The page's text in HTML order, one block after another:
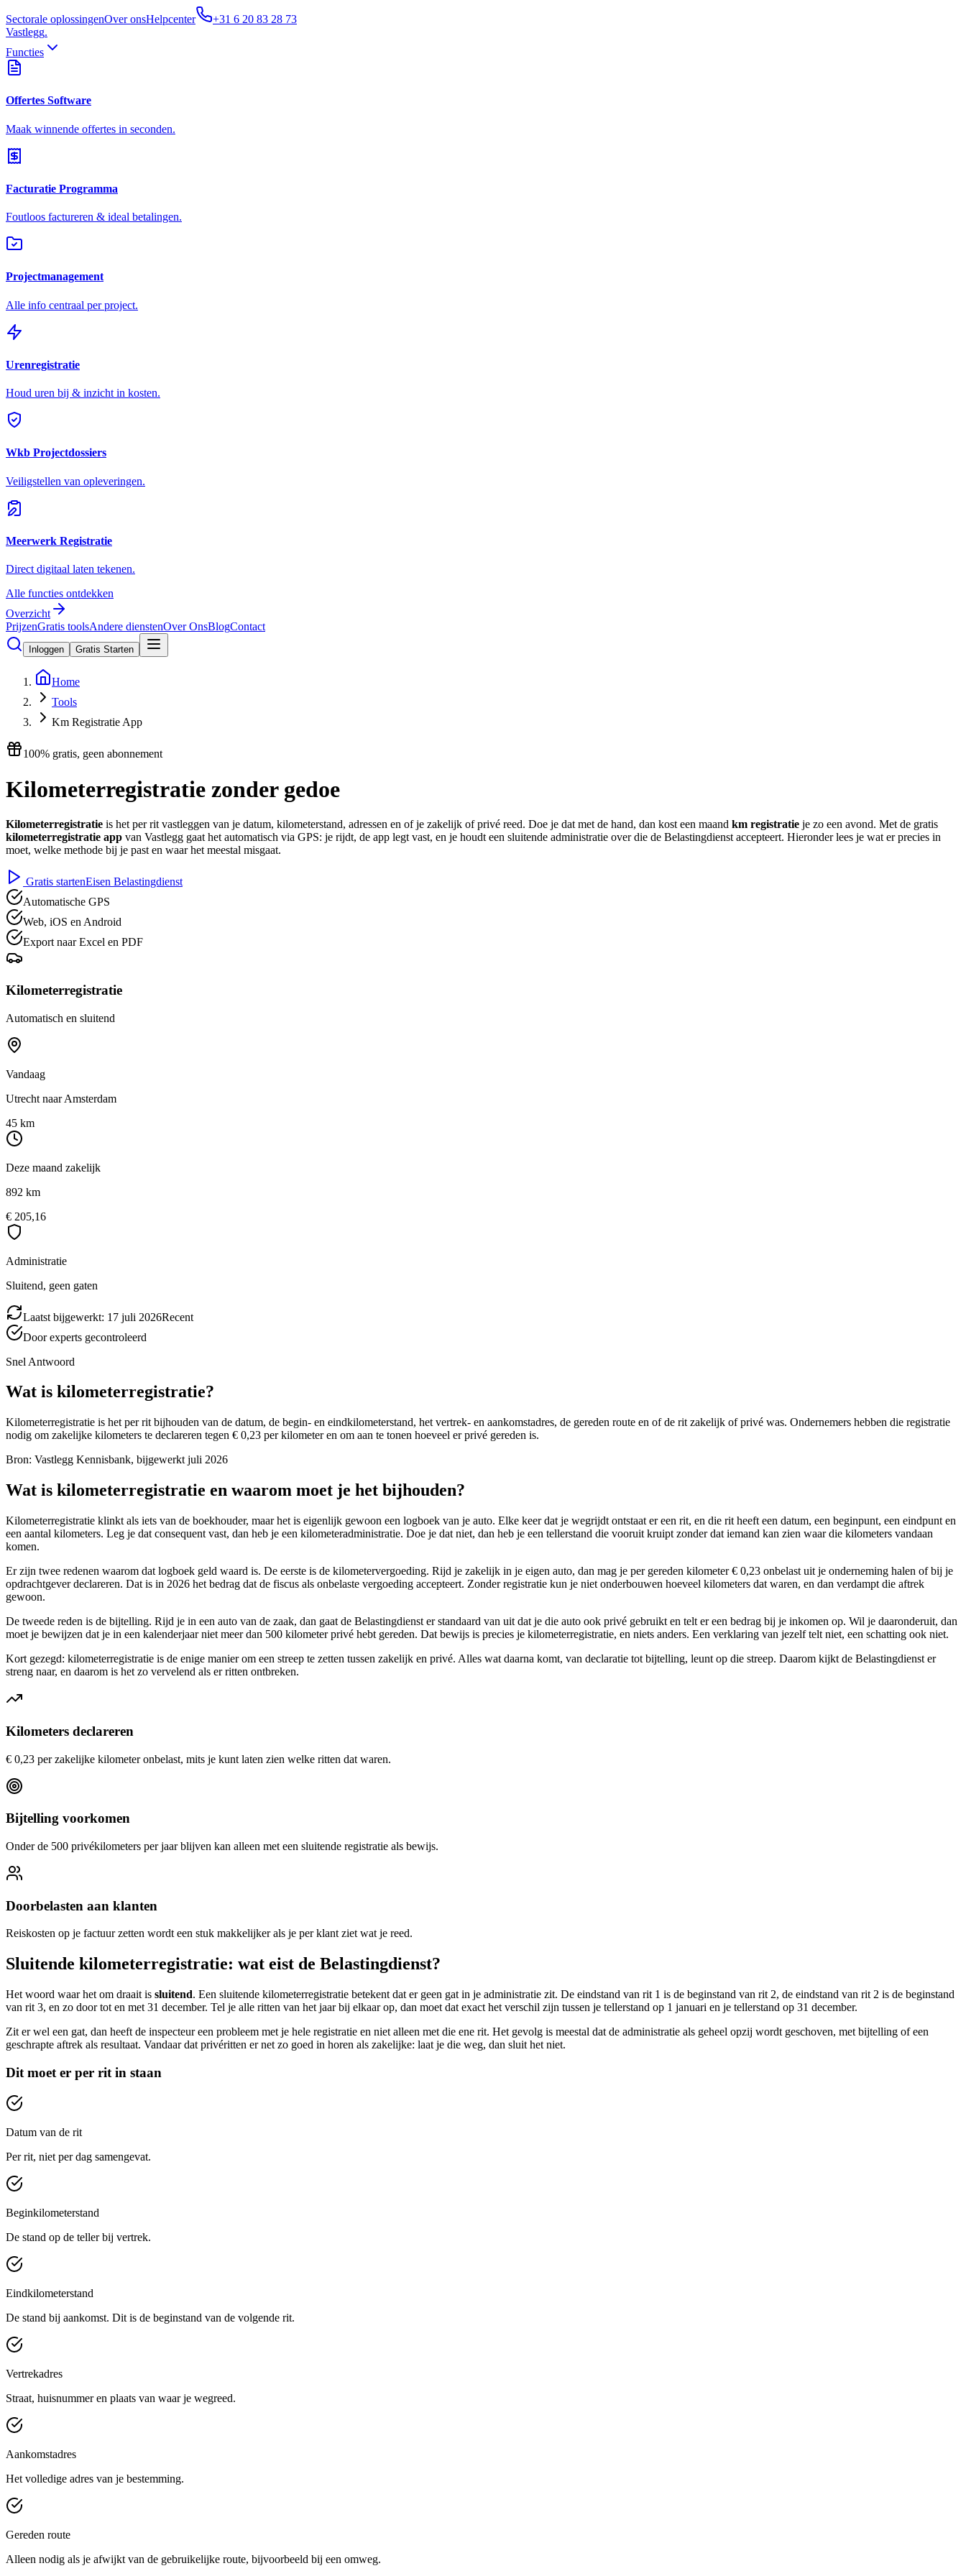
Sectorale oplossingenOver onsHelpcenter
+31 6 20 83 28 73
Vastlegg.
Functies
Offertes Software
Maak winnende offertes in seconden.
Facturatie Programma
Foutloos factureren & ideal betalingen.
Projectmanagement
Alle info centraal per project.
Urenregistratie
Houd uren bij & inzicht in kosten.
Wkb Projectdossiers
Veiligstellen van opleveringen.
Meerwerk Registratie
Direct digitaal laten tekenen.
Alle functies ontdekken
Overzicht
PrijzenGratis toolsAndere dienstenOver OnsBlogContact
Inloggen Gratis Starten
Home
Tools
Km Registratie App
100% gratis, geen abonnement
Kilometerregistratie zonder gedoe
Kilometerregistratie is het per rit vastleggen van je datum, kilometerstand, adressen en of je zakelijk of privé reed. Doe je dat met de hand, dan kost een maand km registratie je zo een avond. Met de gratis
kilometerregistratie app van Vastlegg gaat het automatisch via GPS: je rijdt, de app legt vast, en je houdt een sluitende administratie over die de Belastingdienst accepteert. Hieronder lees je wat er precies in
moet, welke methode bij je past en waar het meestal misgaat.
Gratis startenEisen Belastingdienst
Automatische GPS
Web, iOS en Android
Export naar Excel en PDF
Kilometerregistratie
Automatisch en sluitend
Vandaag
Utrecht naar Amsterdam
45 km
Deze maand zakelijk
892 km
€ 205,16
Administratie
Sluitend, geen gaten
Laatst bijgewerkt: 17 juli 2026Recent
Door experts gecontroleerd
Snel Antwoord
Wat is kilometerregistratie?
Kilometerregistratie is het per rit bijhouden van de datum, de begin- en eindkilometerstand, het vertrek- en aankomstadres, de gereden route en of de rit zakelijk of privé was. Ondernemers hebben die registratie
nodig om zakelijke kilometers te declareren tegen € 0,23 per kilometer en om aan te tonen hoeveel er privé gereden is.
Bron: Vastlegg Kennisbank, bijgewerkt juli 2026
Wat is kilometerregistratie en waarom moet je het bijhouden?
Kilometerregistratie klinkt als iets van de boekhouder, maar het is eigenlijk gewoon een logboek van je auto. Elke keer dat je wegrijdt ontstaat er een rit, en die rit heeft een datum, een beginpunt, een eindpunt en
een aantal kilometers. Leg je dat consequent vast, dan heb je een kilometeradministratie. Doe je dat niet, dan heb je een tellerstand die vooruit kruipt zonder dat iemand kan zien waar die kilometers vandaan
komen.
Er zijn twee redenen waarom dat logboek geld waard is. De eerste is de kilometervergoeding. Rijd je zakelijk in je eigen auto, dan mag je per gereden kilometer € 0,23 onbelast uit je onderneming halen of bij je
opdrachtgever declareren. Dat is in 2026 het bedrag dat de fiscus als onbelaste vergoeding accepteert. Zonder registratie kun je niet onderbouwen hoeveel kilometers dat waren, en dan verdampt die aftrek
gewoon.
De tweede reden is de bijtelling. Rijd je in een auto van de zaak, dan gaat de Belastingdienst er standaard van uit dat je die auto ook privé gebruikt en telt er een bedrag bij je inkomen op. Wil je daaronderuit, dan
moet je bewijzen dat je in een kalenderjaar niet meer dan 500 kilometer privé hebt gereden. Dat bewijs is precies je kilometerregistratie, en niets anders. Een verklaring van jezelf telt niet, een schatting ook niet.
Kort gezegd: kilometerregistratie is de enige manier om een streep te zetten tussen zakelijk en privé. Alles wat daarna komt, van declaratie tot bijtelling, leunt op die streep. Daarom kijkt de Belastingdienst er
streng naar, en daarom is het zo vervelend als er ritten ontbreken.
Kilometers declareren
€ 0,23 per zakelijke kilometer onbelast, mits je kunt laten zien welke ritten dat waren.
Bijtelling voorkomen
Onder de 500 privékilometers per jaar blijven kan alleen met een sluitende registratie als bewijs.
Doorbelasten aan klanten
Reiskosten op je factuur zetten wordt een stuk makkelijker als je per klant ziet wat je reed.
Sluitende kilometerregistratie: wat eist de Belastingdienst?
Het woord waar het om draait is sluitend. Een sluitende kilometerregistratie betekent dat er geen gat in je administratie zit. De eindstand van rit 1 is de beginstand van rit 2, de eindstand van rit 2 is de beginstand
van rit 3, en zo door tot en met 31 december. Tel je alle ritten van het jaar bij elkaar op, dan moet dat exact het verschil zijn tussen je tellerstand op 1 januari en je tellerstand op 31 december.
Zit er wel een gat, dan heeft de inspecteur een probleem met je hele registratie en niet alleen met die ene rit. Het gevolg is meestal dat de administratie als geheel opzij wordt geschoven, met bijtelling of een
geschrapte aftrek als resultaat. Vandaar dat privéritten er net zo goed in horen als zakelijke: laat je die weg, dan sluit het niet.
Dit moet er per rit in staan
Datum van de rit
Per rit, niet per dag samengevat.
Beginkilometerstand
De stand op de teller bij vertrek.
Eindkilometerstand
De stand bij aankomst. Dit is de beginstand van de volgende rit.
Vertrekadres
Straat, huisnummer en plaats van waar je wegreed.
Aankomstadres
Het volledige adres van je bestemming.
Gereden route
Alleen nodig als je afwijkt van de gebruikelijke route, bijvoorbeeld bij een omweg.